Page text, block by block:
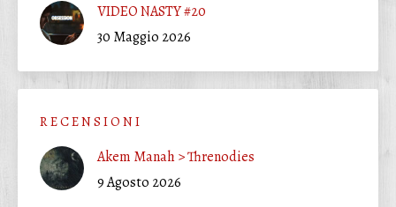
VIDEO NASTY #20
30 Maggio 2026
R E C E N S I O N I
Akem Manah > Threnodies
9 Agosto 2026